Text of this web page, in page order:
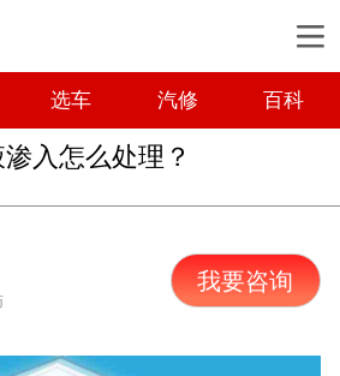
选车 汽修 百科
入怎么处理？
我要咨询